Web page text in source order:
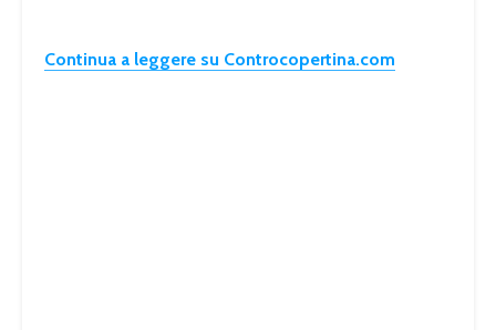
Continua a leggere su Controcopertina.com